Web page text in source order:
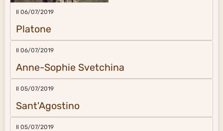
Il 06/07/2019
Platone
Il 06/07/2019
Anne-Sophie Svetchina
Il 05/07/2019
Sant'Agostino
Il 05/07/2019